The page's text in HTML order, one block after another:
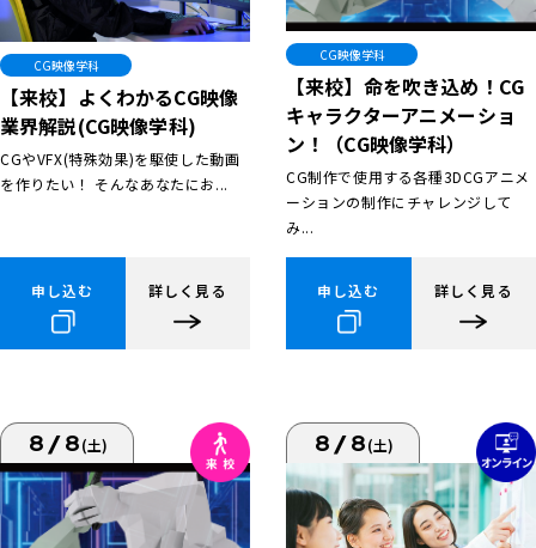
CG映像学科
【来校】よくわかるCG映像
業界解説(CG映像学科)
CGやVFX(特殊効果)を駆使した動画
を作りたい！ そんなあなたにお...
申し込む 詳しく見る
CG映像学科
【来校】命を吹き込め！CG
キャラクターアニメーショ
ン！（CG映像学科）
CG制作で使用する各種3DCGアニメ
ーションの制作にチャレンジして
み...
申し込む 詳しく見る
8/8(土) 8/8(土)